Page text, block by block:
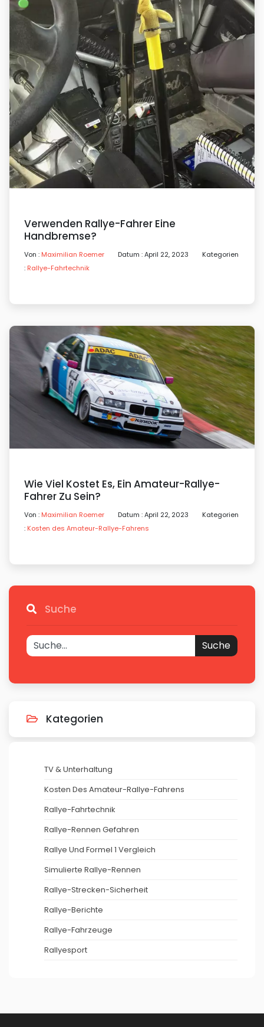
Verwenden Rallye-Fahrer Eine
Handbremse?
Von : Maximilian Roemer Datum : April 22, 2023
Kategorien
: Rallye-Fahrtechnik
Wie Viel Kostet Es, Ein Amateur-Rallye-
Fahrer Zu Sein?
Von : Maximilian Roemer Datum : April 22, 2023
Kategorien
: Kosten des Amateur-Rallye-Fahrens
Suche
Suche
Kategorien
TV & Unterhaltung
Kosten Des Amateur-Rallye-Fahrens
Rallye-Fahrtechnik
Rallye-Rennen Gefahren
Rallye Und Formel 1 Vergleich
Simulierte Rallye-Rennen
Rallye-Strecken-Sicherheit
Rallye-Berichte
Rallye-Fahrzeuge
Rallyesport